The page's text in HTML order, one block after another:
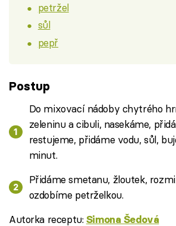
petržel
sůl
pepř
Postup
Do mixovací nádoby chytrého
zeleninu a cibuli, nasekáme,
restujeme, přidáme vodu, sůl,
minut.
Přidáme smetanu, žloutek,
ozdobíme petrželkou.
Autorka receptu: Simona Šedová